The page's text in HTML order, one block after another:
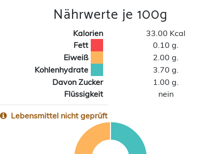
Nährwerte je 100g
Kalorien
33.00 Kcal
Fett
0.10 g.
Eiweiß
2.00 g.
Kohlenhydrate
3.70 g.
Davon Zucker
1.00 g.
Flüssigkeit
nein
Lebensmittel nicht geprüft